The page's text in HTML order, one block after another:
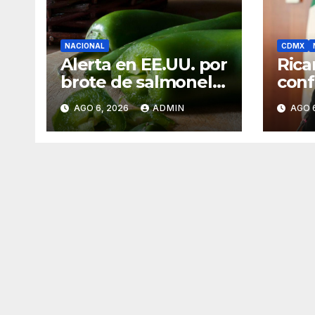
NACIONAL
Alerta en EE.UU. por
brote de salmonela
ligado a jalapeños
mexicanos;
reportan 345 casos
AGO 6, 2026 ADMIN
CDMX
el
AGO